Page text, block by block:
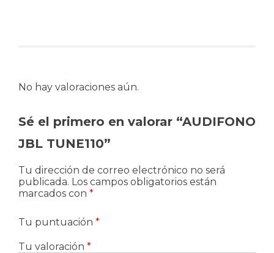
No hay valoraciones aún.
Sé el primero en valorar “AUDIFONO
JBL TUNE110”
Tu dirección de correo electrónico no será
publicada. Los campos obligatorios están
marcados con *
Tu puntuación *
Tu valoración *